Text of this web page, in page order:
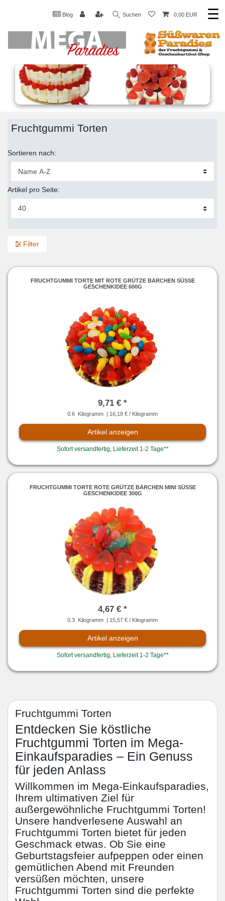
Blog Suchen 0,00 EUR ☰
Fruchtgummi Torten
Sortieren nach:
Artikel pro Seite:
Filter
FRUCHTGUMMI TORTE MIT ROTE GRÜTZE BÄRCHEN SÜSSE G
ESCHENKIDEE 600G
9,71 € *
0.6 Kilogramm | 16,18 € / Kilogramm
Artikel anzeigen
Sofort versandfertig, Lieferzeit 1-2 Tage**
FRUCHTGUMMI TORTE ROTE GRÜTZE BÄRCHEN MINI SÜSSE G
ESCHENKIDEE 300G
4,67 € *
0.3 Kilogramm | 15,57 € / Kilogramm
Artikel anzeigen
Sofort versandfertig, Lieferzeit 1-2 Tage**
Fruchtgummi Torten
Entdecken Sie köstliche
Fruchtgummi Torten im Mega-
Einkaufsparadies – Ein Genuss
für jeden Anlass
Willkommen im Mega-Einkaufsparadies,
Ihrem ultimativen Ziel für
außergewöhnliche Fruchtgummi Torten!
Unsere handverlesene Auswahl an
Fruchtgummi Torten bietet für jeden
Geschmack etwas. Ob Sie eine
Geburtstagsfeier aufpeppen oder einen
gemütlichen Abend mit Freunden
versüßen möchten, unsere
Fruchtgummi Torten sind die perfekte